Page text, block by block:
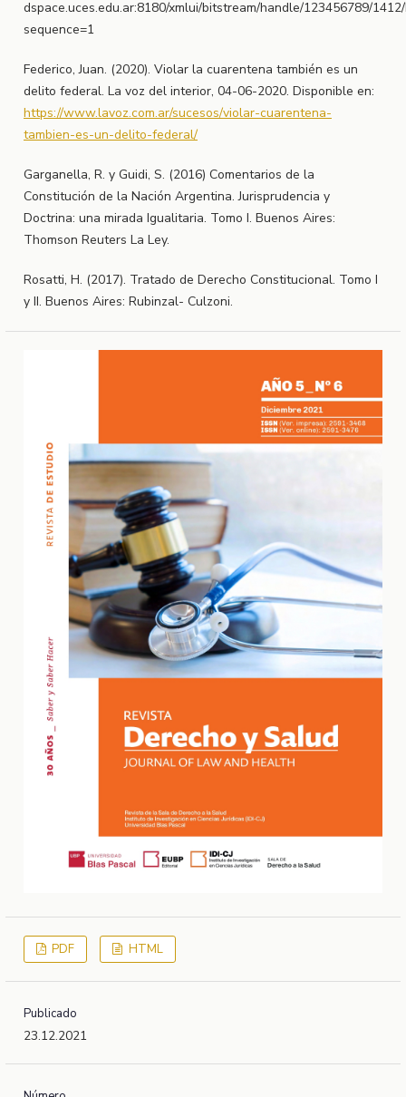
dspace.uces.edu.ar:8180/xmlui/bitstream/handle/123456789/
sequence=1
Federico, Juan. (2020). Violar la cuarentena también es un
delito federal. La voz del interior, 04-06-2020. Disponible en:
https://www.lavoz.com.ar/sucesos/violar-cuarentena-
tambien-es-un-delito-federal/
Garganella, R. y Guidi, S. (2016) Comentarios de la
Constitución de la Nación Argentina. Jurisprudencia y
Doctrina: una mirada Igualitaria. Tomo I. Buenos Aires:
Thomson Reuters La Ley.
Rosatti, H. (2017). Tratado de Derecho Constitucional. Tomo I
y II. Buenos Aires: Rubinzal- Culzoni.
PDF HTML
Publicado
23.12.2021